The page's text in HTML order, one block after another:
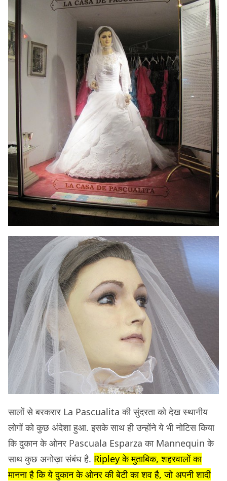
सालों से बरकरार La Pascualita की सुंदरता को देख स्थानीय
लोगों को कुछ अंदेशा हुआ. इसके साथ ही उन्होंने ये भी नोटिस किया
कि दुकान के ओनर Pascuala Esparza का Mannequin के
साथ कुछ अनोख़ा संबंध है. Ripley के मुताबिक, शहरवालों का
मानना है कि ये दुकान के ओनर की बेटी का शव है, जो अपनी शादी